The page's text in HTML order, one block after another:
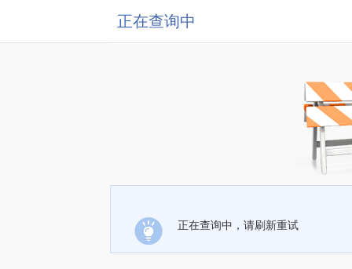
正在查询中
正在查询中，请刷新重试